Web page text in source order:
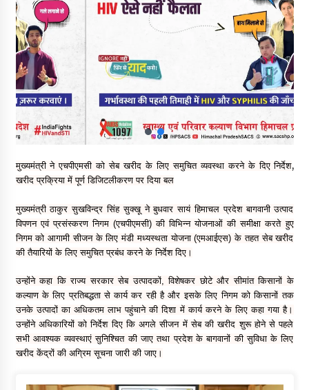
चंबा के बैरागढ़ में दर्दनाक बस हादसा, 7 की मौत, 11 घायल, राज्यपाल CM व
कुलदीप पठानिया सहित नेताओं ने जताया शोक
चंबा में बड़ा बस सड़क हादसा, 3 की मौत कई गंभीर घायल, बैरागढ़ से चंबा आ
रही थी निजी बस शर्मा कोच
08/08/2026
चौपाल विधायक पर BDC सदस्य राजेश रढाइक का तीखा हमला, मांगा
08/08/2026
सुक्खू करेंगे ध्वजारोहण
07/08/2026
वन विभाग के एक हजार खिलाड़ी रामपुर में दिखाएंगे जौहर, 11 से 13 सितंबर
07/08/2026
मुख्यमंत्री ने एचपीएमसी को सेब खरीद के लिए समुचित व्यवस्था करने के दिए निर्देश,
खरीद प्रक्रिया में पूर्ण डिजिटलीकरण पर दिया बल
मुख्यमंत्री ठाकुर सुखविन्द्र सिंह सुक्खू ने बुधवार सायं हिमाचल प्रदेश बागवानी उत्पाद
विपणन एवं प्रसंस्करण निगम (एचपीएमसी) की विभिन्न योजनाओं की समीक्षा करते हुए
निगम को आगामी सीजन के लिए मंडी मध्यस्थता योजना (एमआईएस) के तहत सेब खरीद
की तैयारियों के लिए समुचित प्रबंध करने के निर्देश दिए।
उन्होंने कहा कि राज्य सरकार सेब उत्पादकों, विशेषकर छोटे और सीमांत किसानों के
कल्याण के लिए प्रतिबद्धता से कार्य कर रही है और इसके लिए निगम को किसानों तक
उनके उत्पादों का अधिकतम लाभ पहुंचाने की दिशा में कार्य करने के लिए कहा गया है।
उन्होंने अधिकारियों को निर्देश दिए कि अगले सीजन में सेब की खरीद शुरू होने से पहले
सभी आवश्यक व्यवस्थाएं सुनिश्चित की जाए तथा प्रदेश के बागवानों की सुविधा के लिए
खरीद केंद्रों की अग्रिम सूचना जारी की जाए।